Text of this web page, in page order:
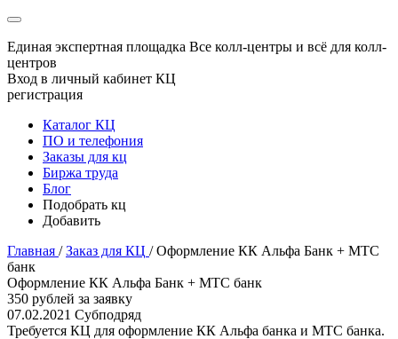
Единая экспертная площадка Все колл-центры и всё для колл-
центров
Вход в личный кабинет КЦ
регистрация
Каталог КЦ
ПО и телефония
Заказы для кц
Биржа труда
Блог
Подобрать кц
Добавить
Главная / Заказ для КЦ / Оформление КК Альфа Банк + МТС
банк
Оформление КК Альфа Банк + МТС банк
350 рублей за заявку
07.02.2021 Субподряд
Требуется КЦ для оформление КК Альфа банка и МТС банка.